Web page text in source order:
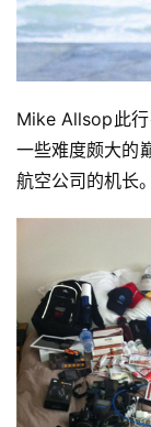
Mike Allsop此
一些难度颇大的
航空公司的机长